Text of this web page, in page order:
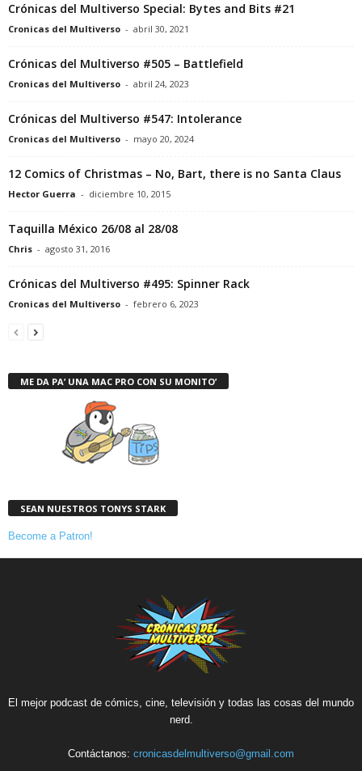
Crónicas del Multiverso Special: Bytes and Bits #21
Cronicas del Multiverso - abril 30, 2021
Crónicas del Multiverso #505 – Battlefield
Cronicas del Multiverso - abril 24, 2023
Crónicas del Multiverso #547: Intolerance
Cronicas del Multiverso - mayo 20, 2024
12 Comics of Christmas – No, Bart, there is no Santa Claus
Hector Guerra - diciembre 10, 2015
Taquilla México 26/08 al 28/08
Chris - agosto 31, 2016
Crónicas del Multiverso #495: Spinner Rack
Cronicas del Multiverso - febrero 6, 2023
ME DA PA’ UNA MAC PRO CON SU MONITO’
SEAN NUESTROS TONYS STARK
Become a Patron!
El mejor podcast de cómics, cine, televisión y todas las cosas del mundo
nerd.
Contáctanos: cronicasdelmultiverso@gmail.com